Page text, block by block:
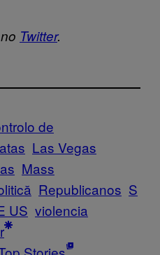
Twitter.
de
Las Vegas
Mass
Republicanos S
US violencia